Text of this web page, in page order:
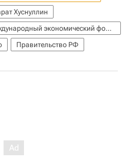
Хуснуллин
Фонд "Петербургский международный экономический форум" (фонд)
Правительство РФ